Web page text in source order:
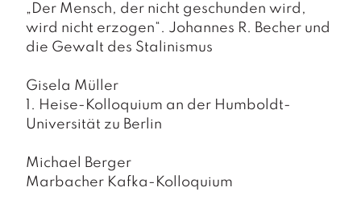
„Der Mensch, der nicht geschunden wird,
wird nicht erzogen“. Johannes R. Becher und
die Gewalt des Stalinismus
Gisela Müller
1. Heise-Kolloquium an der Humboldt-
Universität zu Berlin
Michael Berger
Marbacher Kafka-Kolloquium